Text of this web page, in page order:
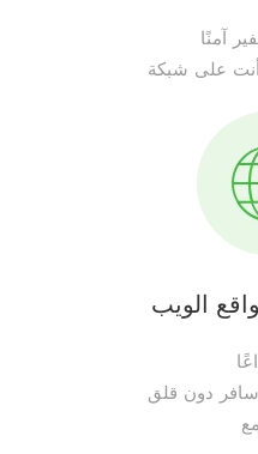
آمنًا
الويب
سافر دون قلق